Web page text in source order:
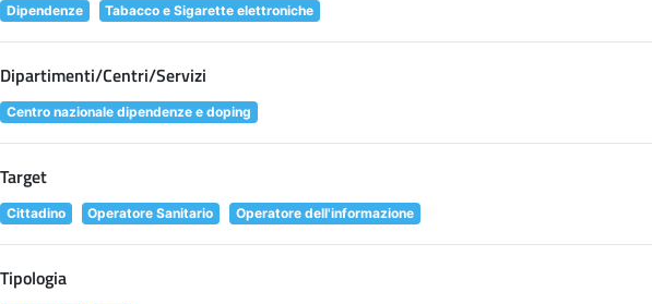
Dipendenze Tabacco e Sigarette elettroniche
Dipartimenti/Centri/Servizi
Centro nazionale dipendenze e doping
Target
Cittadino Operatore Sanitario Operatore dell'informazione
Tipologia